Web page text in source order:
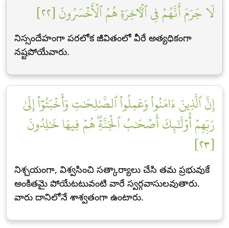
لَا جَرَمَ أَنَّهُمۡ فِي ٱلۡأٓخِرَةِ هُمُ ٱلۡأَخۡسَرُونَ [٢٢]
నిస్సందేహంగా పరలోక జీవితంలో వీరే అత్యధికంగా
నష్టపోయేవారు.
إِنَّ ٱلَّذِينَ ءَامَنُواْ وَعَمِلُواْ ٱلصَّٰلِحَٰتِ وَأَخۡبَتُوٓاْ إِلَىٰ
رَبِّهِمۡ أُوْلَٰٓئِكَ أَصۡحَٰبُ ٱلۡجَنَّةِۖ هُمۡ فِيهَا خَٰلِدُونَ
[٢٣]
నిశ్చయంగా, విశ్వసించి సత్కార్యాలు చేసి తమ ప్రభువుకే
అంకితమై పోయేటటువంటి వారే స్వర్గవాసులవుతారు.
వారు దానిలోనే శాశ్వతంగా ఉంటారు.